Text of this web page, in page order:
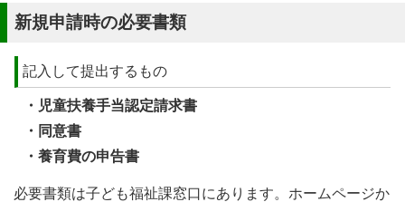
新規申請時の必要書類
記入して提出するもの
・児童扶養手当認定請求書
・同意書
・養育費の申告書
必要書類は子ども福祉課窓口にあります。ホームページか